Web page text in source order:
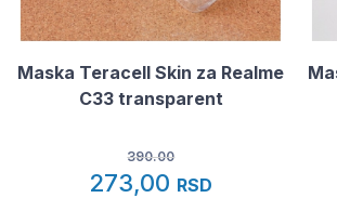
Maska Teracell Skin za Realme
C33 transparent
390.00
273,00 RSD